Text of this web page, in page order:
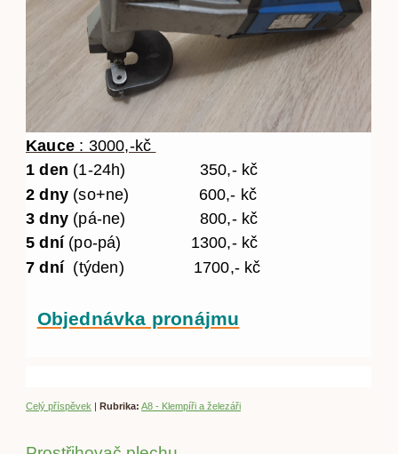
Kauce : 3000,-kč
1 den (1-24h) 350,- kč
2 dny (so+ne) 600,- kč
3 dny (pá-ne) 800,- kč
5 dní (po-pá) 1300,- kč
7 dní(týden) 1700,- kč
Objednávka pronájmu
Celý příspěvek | Rubrika: A8 - Klempíři a železáři